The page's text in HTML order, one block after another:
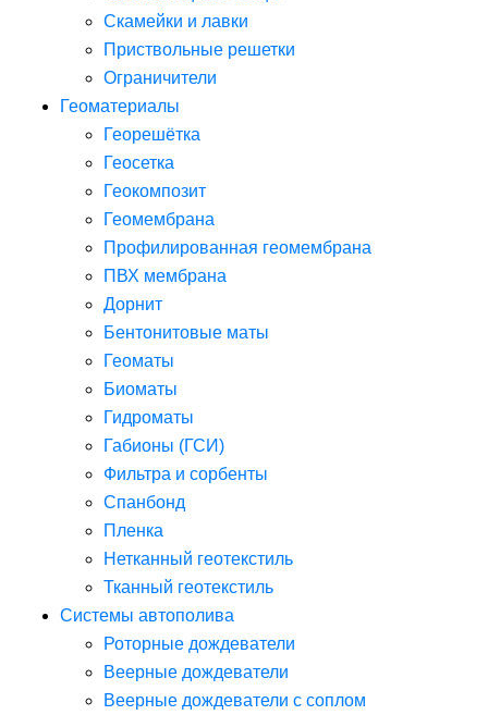
Скамейки и лавки
Приствольные решетки
Ограничители
Геоматериалы
Георешётка
Геосетка
Геокомпозит
Геомембрана
Профилированная геомембрана
ПВХ мембрана
Дорнит
Бентонитовые маты
Геоматы
Биоматы
Гидроматы
Габионы (ГСИ)
Фильтра и сорбенты
Спанбонд
Пленка
Нетканный геотекстиль
Тканный геотекстиль
Системы автополива
Роторные дождеватели
Веерные дождеватели
Веерные дождеватели с соплом